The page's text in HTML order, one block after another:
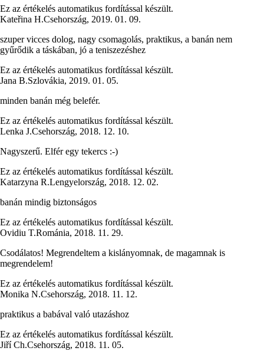
Ez az értékelés automatikus fordítással készült.
Kateřina H.Csehország, 2019. 01. 09.
szuper vicces dolog, nagy csomagolás, praktikus, a banán nem
gyűrődik a táskában, jó a teniszezéshez
Ez az értékelés automatikus fordítással készült.
Jana B.Szlovákia, 2019. 01. 05.
minden banán még belefér.
Ez az értékelés automatikus fordítással készült.
Lenka J.Csehország, 2018. 12. 10.
Nagyszerű. Elfér egy tekercs :-)
Ez az értékelés automatikus fordítással készült.
Katarzyna R.Lengyelország, 2018. 12. 02.
banán mindig biztonságos
Ez az értékelés automatikus fordítással készült.
Ovidiu T.Románia, 2018. 11. 29.
Csodálatos! Megrendeltem a kislányomnak, de magamnak is
megrendelem!
Ez az értékelés automatikus fordítással készült.
Monika N.Csehország, 2018. 11. 12.
praktikus a babával való utazáshoz
Ez az értékelés automatikus fordítással készült.
Jiří Ch.Csehország, 2018. 11. 05.